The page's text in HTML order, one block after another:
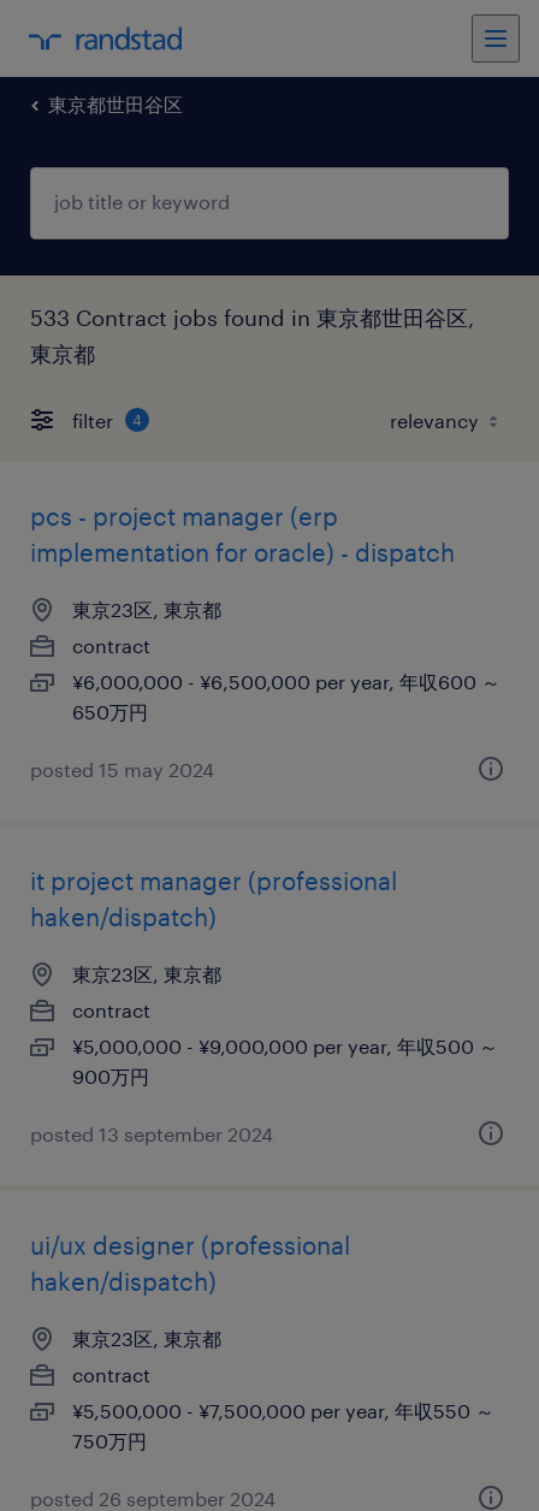
東京都世田谷区
533 Contract jobs found in 東京都世田谷区,
東京都
filter 4
pcs - project manager (erp
implementation for oracle) - dispatch
東京23区, 東京都
contract
¥6,000,000 - ¥6,500,000 per year, 年収600 ～
650万円
posted 15 may 2024
it project manager (professional
haken/dispatch)
東京23区, 東京都
contract
¥5,000,000 - ¥9,000,000 per year, 年収500 ～
900万円
posted 13 september 2024
ui/ux designer (professional
haken/dispatch)
東京23区, 東京都
contract
¥5,500,000 - ¥7,500,000 per year, 年収550 ～
750万円
posted 26 september 2024